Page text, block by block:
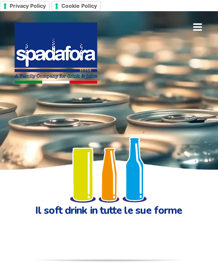
Privacy Policy Cookie Policy Salta
al
Il soft drink in tutte le sue forme